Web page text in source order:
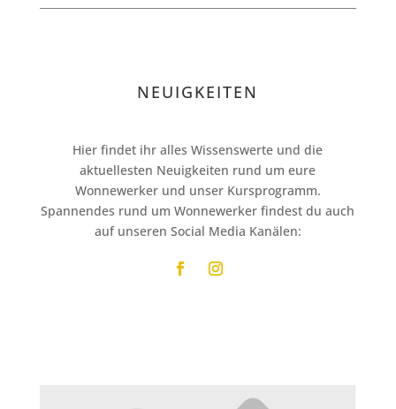
NEUIGKEITEN
Hier findet ihr alles Wissenswerte und die
aktuellesten Neuigkeiten rund um eure
Wonnewerker und unser Kursprogramm.
Spannendes rund um Wonnewerker findest du auch
auf unseren Social Media Kanälen: